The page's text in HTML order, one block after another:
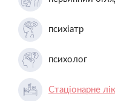
психіатр
психолог
Стаціонарне